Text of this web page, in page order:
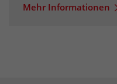
Mehr Informationen